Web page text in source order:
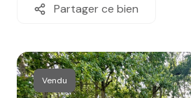
vendus
estimation
alerte
Partager ce bien
Vendu